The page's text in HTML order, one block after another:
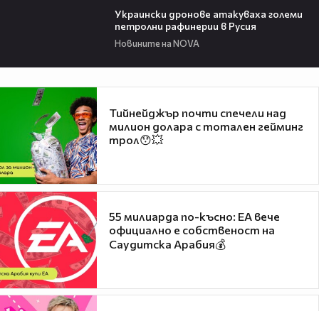
Украински дронове атакуваха големи
петролни рафинерии в Русия
Новините на NOVA
Тийнейджър почти спечели над
милион долара с тотален гейминг
трол😯💥
55 милиарда по-късно: EA вече
официално е собственост на
Саудитска Арабия💰